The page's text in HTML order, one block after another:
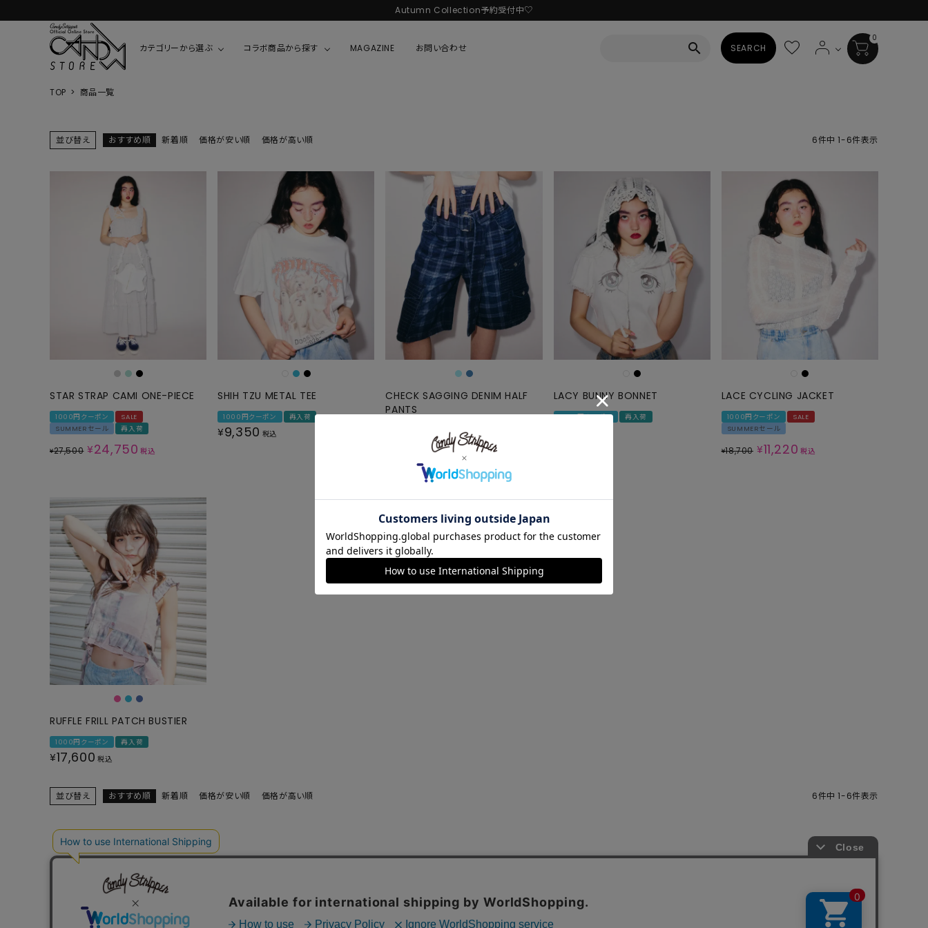
Autumn Collection予約受付中♡
カテゴリーから選ぶ
ALL
BLOUSES
OUTER
ONE PIECE
PANTS
ALL
PANTS
SHORT PANTS
SALOPETTE
SKIRT
ALL
ALL
SHOES
ALL
GOODS
UMBRELLA
ACCESSORIES
SWIM WEAR
コラボ商品から探す
COOKIE BOY
チャーミーキティ Hohokam DINER
ウサハナ シナモロール
クレヨンしんちゃん MIKIOSAKABE・THREE TREASURES
HELLO KITTY ダンダダン
MAGAZINE お問い合わせ search SEARCH
0
TOP 商品一覧
並び替え おすすめ順 新着順 価格が安い順 価格が高い順 6件中 1-6件表示
STAR STRAP CAMI ONE-PIECE
1000円クーポン
SALE
SUMMERセール
再入荷
¥27,500 ¥24,750 税込
SHIH TZU METAL TEE
1000円クーポン 再入荷
¥9,350 税込
CHECK SAGGING DENIM HALF
PANTS
SALE
SUMMERセール
24,200 ¥ 21,780
LACY BUNNY BONNET
1000円クーポン 再入荷
LACE CYCLING JACKET
1000円クーポン
SALE
SUMMERセール
¥18,700 ¥11,220 税込
RUFFLE FRILL PATCH BUSTIER
1000円クーポン 再入荷
¥17,600 税込
並び替え おすすめ順 新着順 価格が安い順 価格が高い順 6件中 1-6件表示
お問い合わせ RECRUIT